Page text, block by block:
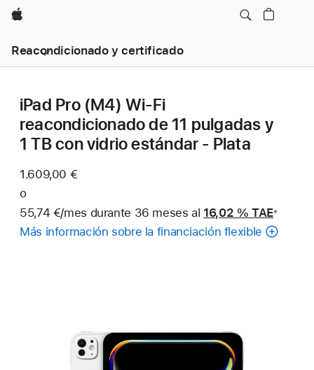
Apple
Reacondicionado y certificado
iPad Pro (M4) Wi-Fi
reacondicionado de 11 pulgadas y
1 TB con vidrio estándar - Plata
1.609,00 €
o
55,74 €/mes durante 36 meses al 16,02 %TAE
a
※
Más información sobre la financiación flexible